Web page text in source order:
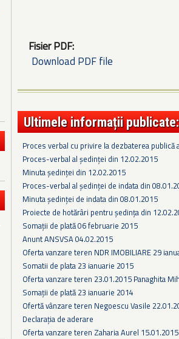
Fisier PDF:
Download PDF file
Ultimele informații publicate:
Proces verbal cu privire la dezbaterea publică
Proces-verbal al ședinței din 12.02.2015
Minuta ședinței din 12.02.2015
Proces-verbal al ședinței de indata din
Minuta ședinței de indata din 08.01.2015
Proiecte de hotărâri pentru ședința din
Somaţii de plată 06 februarie 2015
Anunt ANSVSA 04.02.2015
Oferta vanzare teren NDR IMOBILIARE 29
Somatii de plata 23 ianuarie 2015
Oferta vanzare teren 23.01.2015 Panaghita
Somații de plată 23 ianuarie 2014
Ofertă vânzare teren Negoescu Vasile
Declarația de aderare
Oferta vanzare teren Zaharia Aurel 15.01.2015